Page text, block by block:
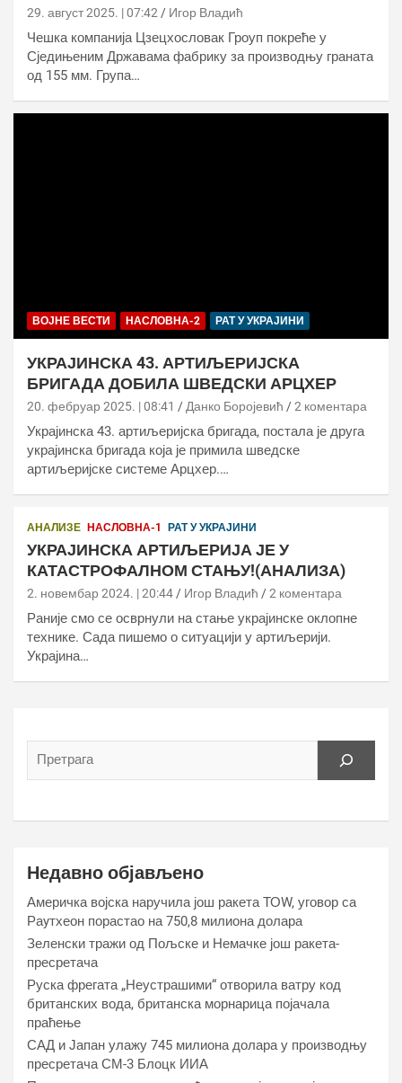
29. август 2025. | 07:42 Игор Владић
Чешка компанија Цзецхословак Гроуп покреће у
Сједињеним Државама фабрику за производњу граната
од 155 мм. Група…
ВОЈНЕ ВЕСТИ НАСЛОВНА-2 РАТ У УКРАЈИНИ
УКРАЈИНСКА 43. АРТИЉЕРИЈСКА
БРИГАДА ДОБИЛА ШВЕДСКИ АРЦХЕР
20. фебруар 2025. | 08:41 Данко Боројевић 2 коментара
Украјинска 43. артиљеријска бригада, постала је друга
украјинска бригада која је примила шведске
артиљеријске системе Арцхер.…
АНАЛИЗЕ НАСЛОВНА-1 РАТ У УКРАЈИНИ
УКРАЈИНСКА АРТИЉЕРИЈА ЈЕ У
КАТАСТРОФАЛНОМ СТАЊУ!(АНАЛИЗА)
2. новембар 2024. | 20:44 Игор Владић 2 коментара
Раније смо се осврнули на стање украјинске оклопне
технике. Сада пишемо о ситуацији у артиљерији.
Украјина…
Недавно објављено
Америчка војска наручила још ракета ТОW, уговор са
Раyтхеон порастао на 750,8 милиона долара
Зеленски тражи од Пољске и Немачке још ракета-
пресретача
Руска фрегата „Неустрашими“ отворила ватру код
британских вода, британска морнарица појачала
праћење
САД и Јапан улажу 745 милиона долара у производњу
пресретача СМ-3 Блоцк ИИА